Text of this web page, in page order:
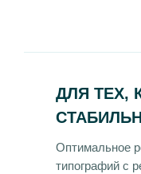
ДЛЯ ТЕХ,
Оптимальное
типографий с